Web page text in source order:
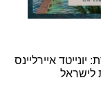
איירליינס
לישראל